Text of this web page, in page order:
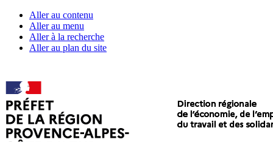
Aller au contenu
Aller au menu
Aller à la recherche
Aller au plan du site